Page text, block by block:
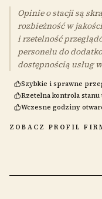
Opinie o stacji są
rozbieżność w
i rzetelność
personelu do
dostępnością usług
Szybkie i sprawne
Rzetelna kontrola
Wczesne godziny
ZOBACZ PROFIL